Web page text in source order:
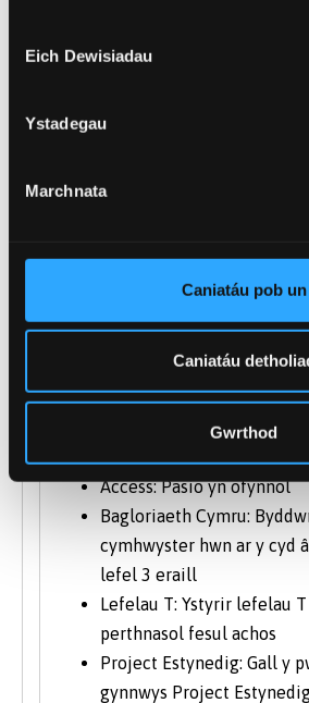
Eich Dewisiadau
Ystadegau
Marchnata
Caniatáu pob un
Caniatáu
Gwrthod
GOFYNION MYNEDIAD PWNC-
Mae'r cynigion yn seiliedig ar
Lefel A: Ni dderbynnir
MMM- DDM
Diploma Estynedig
& Guilds (1080): ystyrir
Diploma’r Fagloriaeth
Access: Pasio yn ofynnol
Bagloriaeth Cymru:
cymhwyster hwn ar y cyd
lefel 3 eraill
Lefelau T: Ystyrir lefelau
perthnasol fesul achos
Project Estynedig: Gall y
gynnwys Project